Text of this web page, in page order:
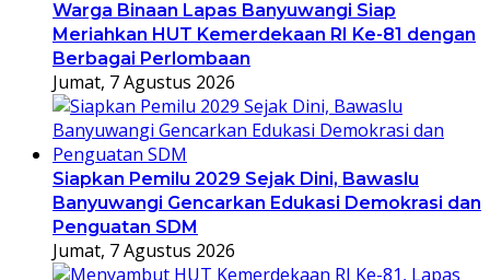
Warga Binaan Lapas Banyuwangi Siap
Meriahkan HUT Kemerdekaan RI Ke-81 dengan
Berbagai Perlombaan
Jumat, 7 Agustus 2026
Siapkan Pemilu 2029 Sejak Dini, Bawaslu
Banyuwangi Gencarkan Edukasi Demokrasi dan
Penguatan SDM
Jumat, 7 Agustus 2026